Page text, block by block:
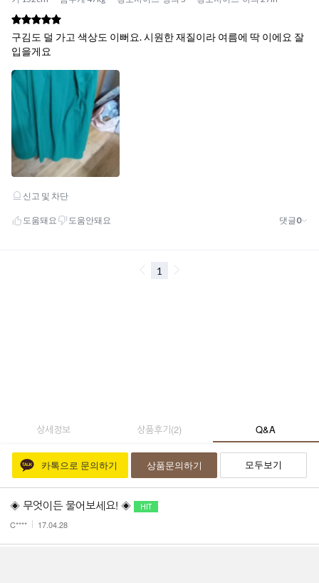
상세정보 상품후기(2) Q&A
카톡으로 문의하기 상품문의하기 모두보기
◈ 무엇이든 물어보세요! ◈
C**** 17.04.28